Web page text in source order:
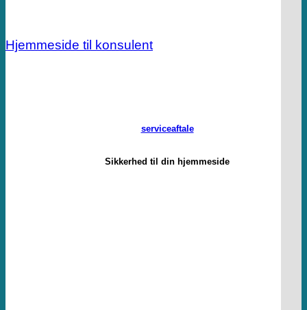
serviceaftale
Sikkerhed til din hjemmeside
Hjemmeside til konsulent